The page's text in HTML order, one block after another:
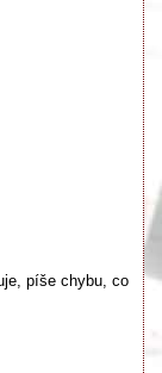
píše chybu, co